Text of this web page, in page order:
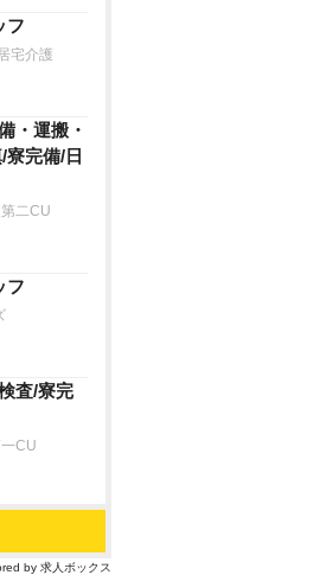
フ
宅介護
・運搬・
完備/日
二CU
フ
査/寮完
CU
by 求人ボックス